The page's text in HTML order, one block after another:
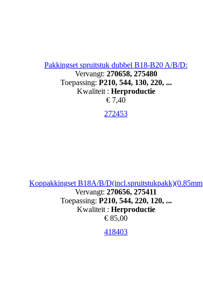
Pakkingset spruitstuk dubbel B18-B20 A/B/D:
Vervangt: 270658, 275480
Toepassing: P210, 544, 130, 220, ...
Kwaliteit : Herproductie
€ 7,40
272453
Koppakkingset B18A/B/D(incl.spruitstukpakk)(0.85mm
Vervangt: 270656, 275411
Toepassing: P210, 544, 220, 120, ...
Kwaliteit : Herproductie
€ 85,00
418403